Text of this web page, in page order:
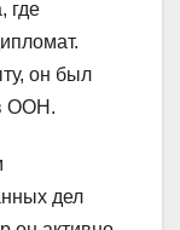
где
он был
ООН.
дел